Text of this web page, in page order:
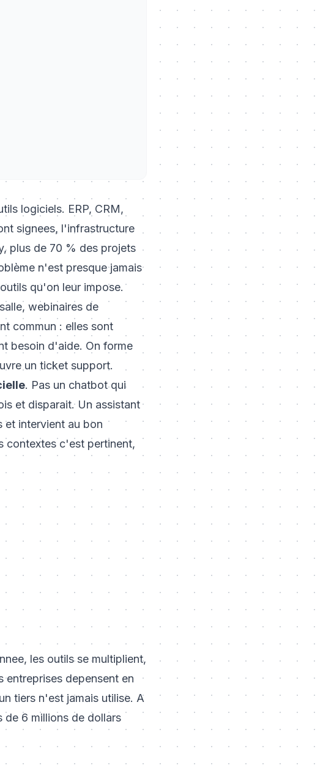
logiciels. ERP, CRM,
signees, l'infrastructure
plus de 70 % des projets
n'est presque jamais
qu'on leur impose.
webinaires de
commun : elles sont
besoin d'aide. On forme
un ticket support.
. Pas un chatbot qui
et disparait. Un assistant
intervient au bon
contextes c'est pertinent,
les outils se multiplient,
entreprises depensent en
tiers n'est jamais utilise. A
de 6 millions de dollars